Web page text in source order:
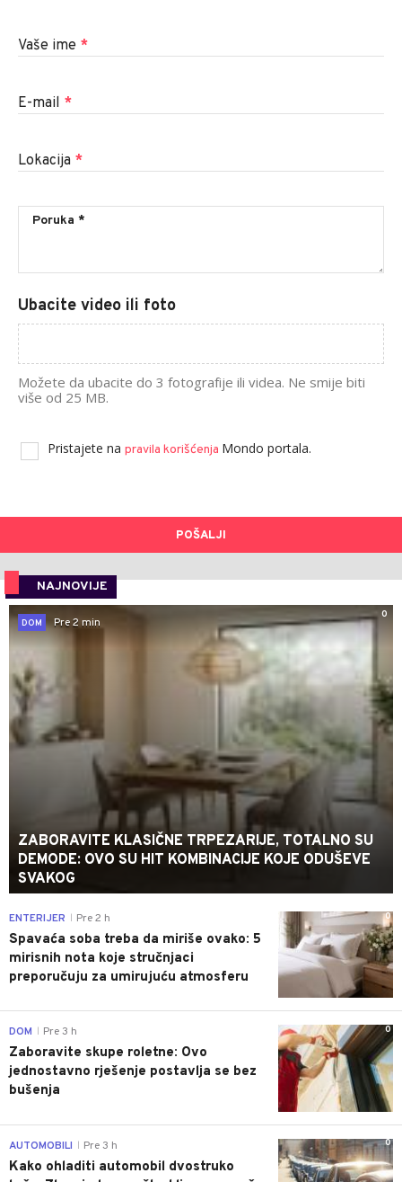
Vaše ime *
E-mail *
Lokacija *
Ubacite video ili foto
Možete da ubacite do 3 fotografije ili videa. Ne smije biti
više od 25 MB.
Pristajete na pravila korišćenja Mondo portala.
POŠALJI
NAJNOVIJE
0
DOM
Pre 2 min
ZABORAVITE KLASIČNE TRPEZARIJE, TOTALNO SU
DEMODE: OVO SU HIT KOMBINACIJE KOJE ODUŠEVE
SVAKOG
0
ENTERIJER Pre 2 h
Spavaća soba treba da miriše ovako: 5
mirisnih nota koje stručnjaci
preporučuju za umirujuću atmosferu
0
DOM Pre 3 h
Zaboravite skupe roletne: Ovo
jednostavno rješenje postavlja se bez
bušenja
0
AUTOMOBILI Pre 3 h
Kako ohladiti automobil dvostruko